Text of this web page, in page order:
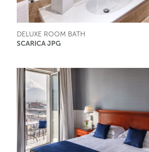
DELUXE ROOM BATH
SCARICA JPG